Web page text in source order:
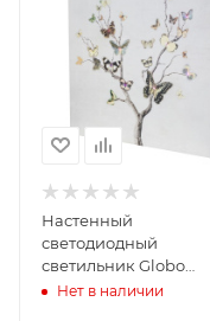
Настенный
светодиодный
светильник Globo
Motivia II 28376
Нет в наличии